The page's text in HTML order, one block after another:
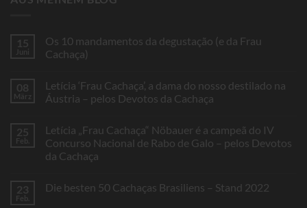
15
Juni
Os 10 mandamentos da degustação (e da Frau
Cachaça)
Os
10
degustação
(e
da
Frau
08
März
Letícia ‘Frau Cachaça’, a dama do nosso destilado na
Áustria – pelos Devotos da Cachaça
Letícia
‘Frau
Cachaça’,
do
nosso
25
Feb.
Letícia „Frau Cachaça“ Nöbauer é a campeã do IV
Concurso Nacional de Rabo de Galo – pelos Devotos
da Cachaça
zu
23
Feb.
Die besten 50 Cachaças Brasiliens – Stand 2022